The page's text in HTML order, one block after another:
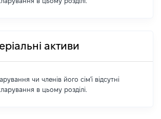
активи
чи членів його сім'ї відсутні
в цьому розділі.